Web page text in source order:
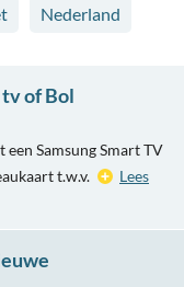
Nederland
of Bol
Samsung Smart TV
t.w.v.
Lees